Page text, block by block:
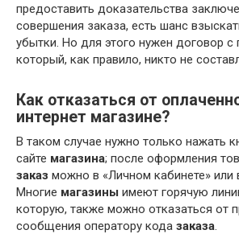
предоставить доказательства
совершения заказа, есть шанс
убытки. Но для этого нужен договор с
который, как правило, никто не
Как отказаться от
интернет магазине?
В таком случае нужно только нажать
сайте магазина; после оформления
заказ можно в «Личном кабинете» или
Многие магазины имеют горячую
которую, также можно отказаться от
сообщения оператору кода заказа